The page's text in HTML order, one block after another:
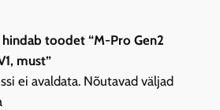
toodet “M-Pro Gen2
must”
ei avaldata. Nõutavad väljad